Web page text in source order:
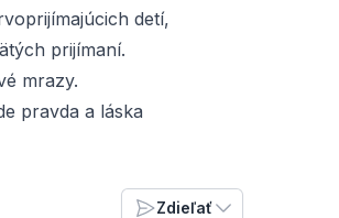
detí,
prijímaní.
mrazy.
pravda a láska
Zdieľať